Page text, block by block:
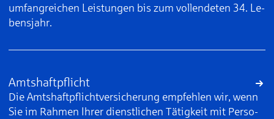
um­fang­rei­chen Leis­tun­gen bis zum voll­en­de­ten 34. Le­
bens­jahr.
Amtshaftpflicht
Die Amtshaft­pflicht­ver­si­che­rung emp­feh­len wir, wenn
Sie im Rah­men Ih­rer dienst­li­chen Tä­tig­keit mit Per­so­